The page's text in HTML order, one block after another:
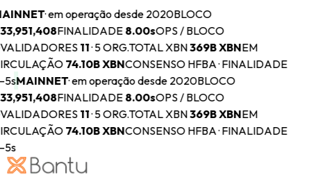
·em operação desde 2020BLOCO
FINALIDADE 8.00sOPS / BLOCO
11·5 ORG.TOTAL XBN 369BXBNEM
74.10BXBNCONSENSO HFBA · FINALIDADE
MAINNET·em operação desde 2020BLOCO
FINALIDADE 8.00sOPS / BLOCO
11·5 ORG.TOTAL XBN 369BXBNEM
74.10BXBNCONSENSO HFBA · FINALIDADE